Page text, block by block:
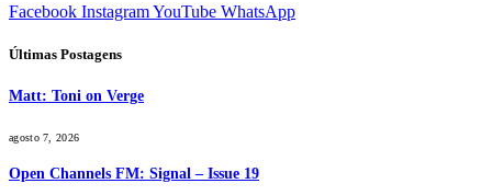
Facebook InstagramYouTube WhatsApp
Últimas Postagens
Matt: Toni on Verge
agosto 7, 2026
Open Channels FM: Signal – Issue 19